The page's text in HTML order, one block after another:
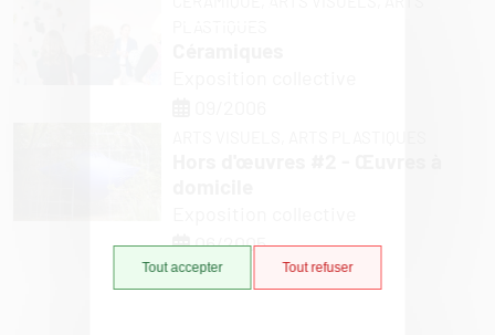
Tout accepter Tout refuser
06/2005